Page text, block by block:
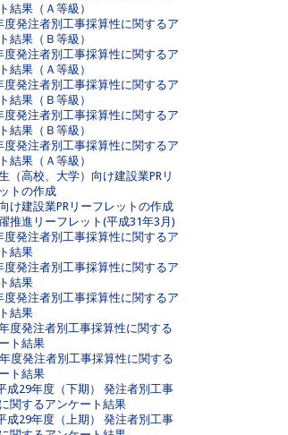
結果（Ａ等級）
度発注者別工事採算性に関するア
結果（Ｂ等級）
度発注者別工事採算性に関するア
結果（Ａ等級）
度発注者別工事採算性に関するア
結果（Ｂ等級）
度発注者別工事採算性に関するア
結果（Ｂ等級）
度発注者別工事採算性に関するア
結果（Ａ等級）
（高校、大学）向け建設業PRリ
トの作成
け建設業PRリーフレットの作成
推進リーフレット(平成31年3月)
度発注者別工事採算性に関するア
結果
度発注者別工事採算性に関するア
結果
度発注者別工事採算性に関するア
結果
度発注者別工事採算性に関する
ト結果
度発注者別工事採算性に関する
ト結果
成29年度（下期） 発注者別工事
関するアンケート結果
成29年度（上期） 発注者別工事